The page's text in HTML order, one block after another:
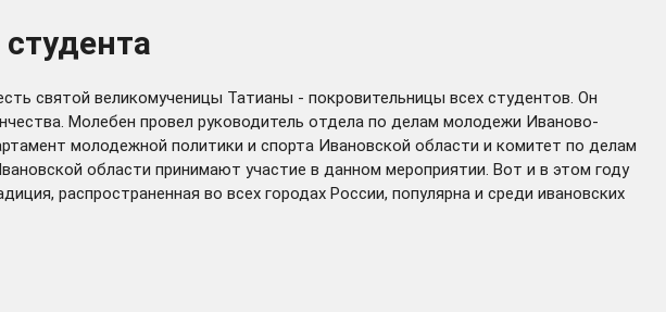
святой великомученицы Татианы - покровительницы всех студентов. Он
Молебен провел руководитель отдела по делам молодежи Иваново-
молодежной политики и спорта Ивановской области и комитет по делам
области принимают участие в данном мероприятии. Вот и в этом году
распространенная во всех городах России, популярна и среди ивановских